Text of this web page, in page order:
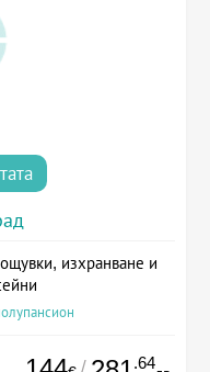
изхранване и
/ .64